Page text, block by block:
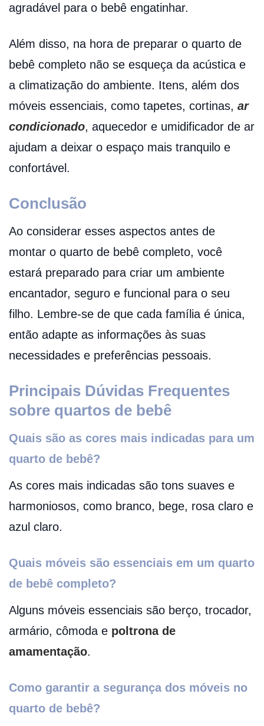
agradável para o bebê engatinhar.
Além disso, na hora de preparar o quarto de
bebê completo não se esqueça da acústica e
a climatização do ambiente. Itens, além dos
móveis essenciais, como tapetes, cortinas, ar
condicionado, aquecedor e umidificador de ar
ajudam a deixar o espaço mais tranquilo e
confortável.
Conclusão
Ao considerar esses aspectos antes de
montar o quarto de bebê completo, você
estará preparado para criar um ambiente
encantador, seguro e funcional para o seu
filho. Lembre-se de que cada família é única,
então adapte as informações às suas
necessidades e preferências pessoais.
Principais Dúvidas Frequentes
sobre quartos de bebê
Quais são as cores mais indicadas para um
quarto de bebê?
As cores mais indicadas são tons suaves e
harmoniosos, como branco, bege, rosa claro e
azul claro.
Quais móveis são essenciais em um quarto
de bebê completo?
Alguns móveis essenciais são berço, trocador,
armário, cômoda e poltrona de
amamentação.
Como garantir a segurança dos móveis no
quarto de bebê?